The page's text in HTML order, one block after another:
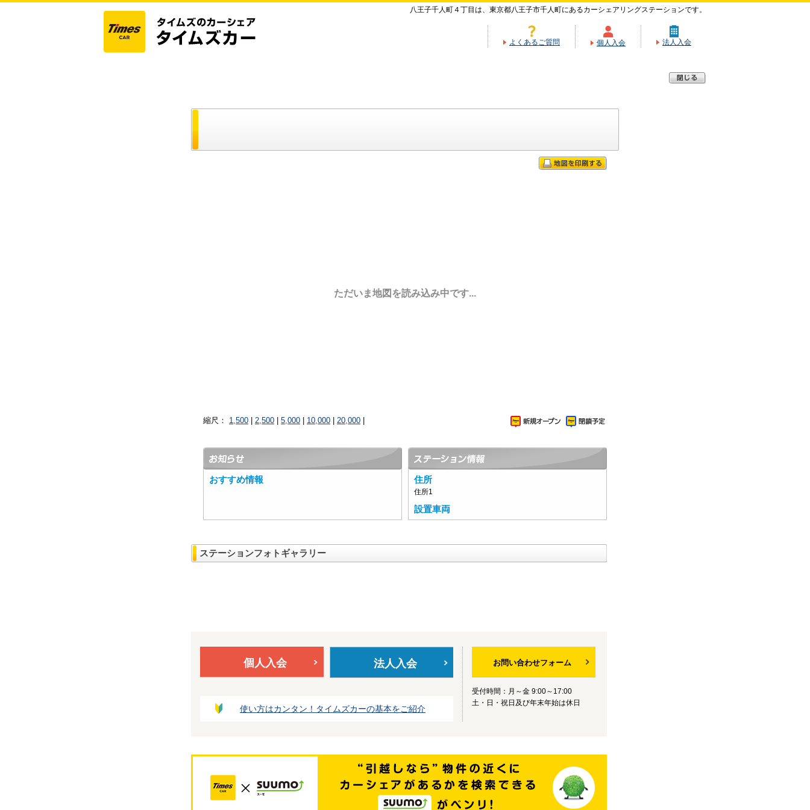
八王子千人町４丁目は、東京都八王子市千人町にあるカーシェアリングステーションです。
よくあるご質問 個人入会 法人入会
ただいま地図を読み込み中です...
縮尺： 1,500 2,500 5,000 10,000 20,000
おすすめ情報 住所
住所1
設置車両
ステーションフォトギャラリー
個人入会 法人入会
使い方はカンタン！タイムズカーの基本をご紹介
お問い合わせフォーム
受付時間：月～金 9:00～17:00
土・日・祝日及び年末年始は休日